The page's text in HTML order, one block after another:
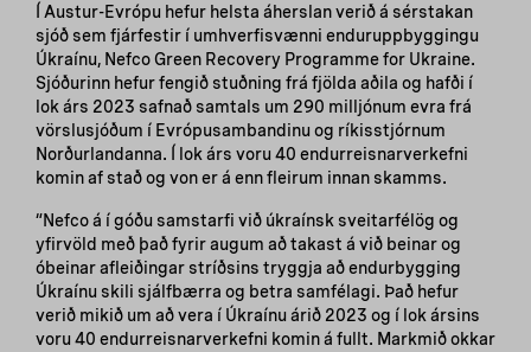
Í Austur-Evrópu hefur helsta áherslan verið á sérstakan
sjóð sem fjárfestir í umhverfisvænni enduruppbyggingu
Úkraínu, Nefco Green Recovery Programme for Ukraine.
Sjóðurinn hefur fengið stuðning frá fjölda aðila og hafði í
lok árs 2023 safnað samtals um 290 milljónum evra frá
vörslusjóðum í Evrópusambandinu og ríkisstjórnum
Norðurlandanna. Í lok árs voru 40 endurreisnarverkefni
komin af stað og von er á enn fleirum innan skamms.
“Nefco á í góðu samstarfi við úkraínsk sveitarfélög og
yfirvöld með það fyrir augum að takast á við beinar og
óbeinar afleiðingar stríðsins tryggja að endurbygging
Úkraínu skili sjálfbærra og betra samfélagi. Það hefur
verið mikið um að vera í Úkraínu árið 2023 og í lok ársins
voru 40 endurreisnarverkefni komin á fullt. Markmið okkar